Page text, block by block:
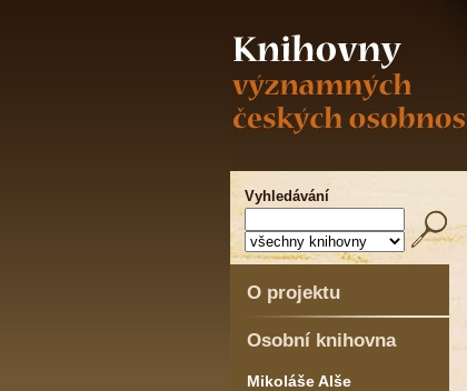
Vyhledávání
O projektu
Osobní knihovna
Mikoláše Alše